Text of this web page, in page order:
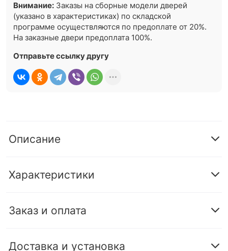
Внимание: Заказы на сборные модели дверей
(указано в характеристиках) по складской
программе осуществляются по предоплате от 20%.
На заказные двери предоплата 100%.
Отправьте ссылку другу
Описание
Характеристики
Заказ и оплата
Доставка и установка